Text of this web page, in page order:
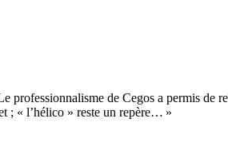
professionnalisme de Cegos a permis de
; « l’hélico » reste un repère… »